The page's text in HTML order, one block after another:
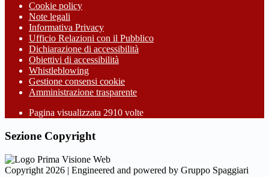
Cookie policy
Note legali
Informativa Privacy
Ufficio Relazioni con il Pubblico
Dichiarazione di accessibilità
Obiettivi di accessibilità
Whistleblowing
Gestione consensi cookie
Amministrazione trasparente
Pagina visualizzata 2910 volte
Sezione Copyright
Copyright 2026 | Engineered and powered by Gruppo Spaggiari